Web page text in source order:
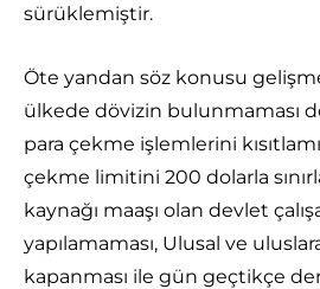
sürüklemiştir.
Öte yandan söz konusu
ülkede dövizin bulunmaması
para çekme işlemlerini
çekme limitini 200 dolarla
kaynağı maaşı olan devlet
yapılamaması, Ulusal ve
kapanması ile gün geçtikçe